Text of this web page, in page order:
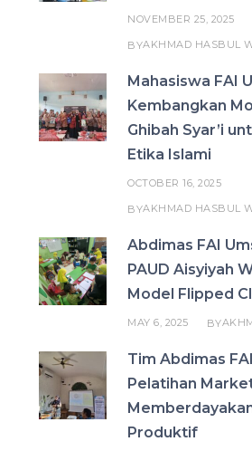
NOVEMBER 25, 2025
BYAKHMAD HASBUL
Mahasiswa FAI
Kembangkan
Ghibah Syar’i
Etika Islami
OCTOBER 16, 2025
BYAKHMAD HASBUL
Abdimas FAI
PAUD Aisyiyah
Model Flipped
MAY 6, 2025 BY
Tim Abdimas
Pelatihan
Produktif